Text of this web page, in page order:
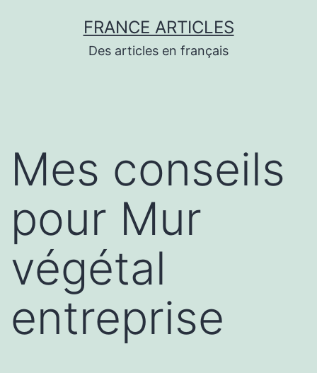
FRANCE ARTICLES
Des articles en français
Mes conseils
pour Mur
végétal
entreprise